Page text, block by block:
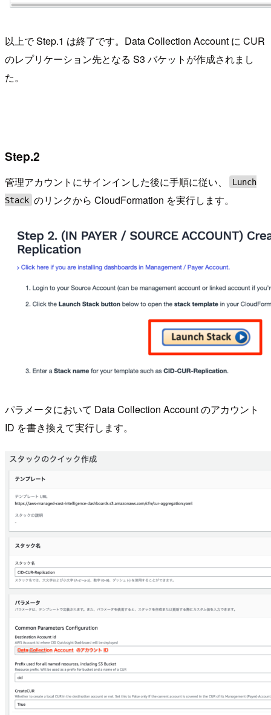
以上で Step.1 は終了です。Data Collection Account に CUR
のレプリケーション先となる S3 バケットが作成されまし
た。
Step.2
管理アカウントにサインインした後に手順に従い、
Lunch
Stack のリンクから CloudFormation を実行します。
パラメータにおいて Data Collection Account のアカウント
ID を書き換えて実行します。